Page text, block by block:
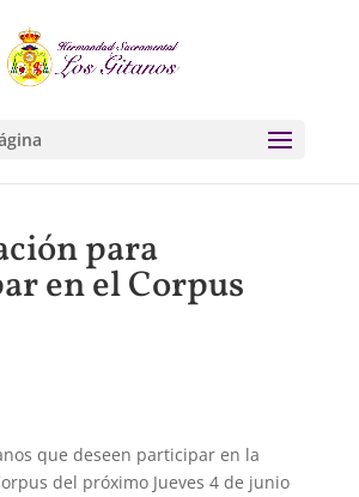
para
en el Corpus
que deseen participar en la
del próximo Jueves 4 de junio